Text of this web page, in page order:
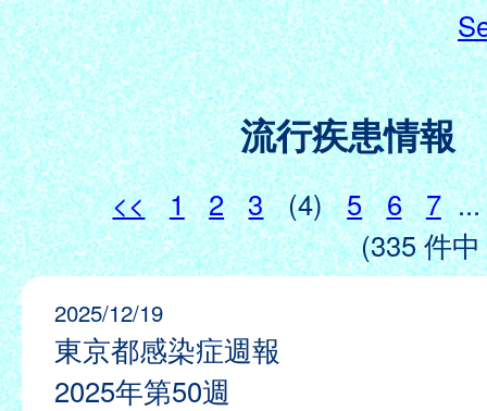
流行疾患情報
<< 1 2 3 (4) 5 6 7 ...
(335 件
2025/12/19
東京都感染症週報
2025年第50週